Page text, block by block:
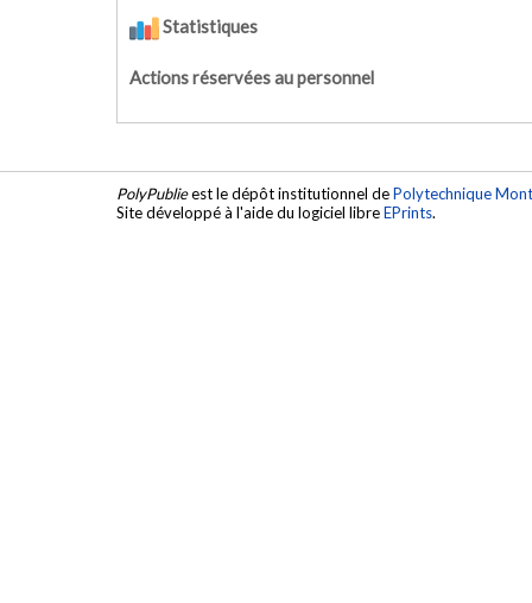
Statistiques
Actions réservées au personnel
PolyPublieest le dépôt institutionnel dePolytechnique
Site développé à l'aide du logiciel libreEPrints.